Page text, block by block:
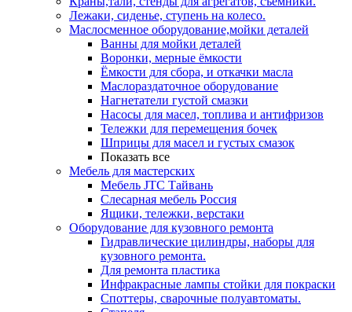
Лежаки, сиденье, ступень на колесо.
Маслосменное оборудование,мойки деталей
Ванны для мойки деталей
Воронки, мерные ёмкости
Ёмкости для сбора, и откачки масла
Маслораздаточное оборудование
Нагнетатели густой смазки
Насосы для масел, топлива и антифризов
Тележки для перемещения бочек
Шприцы для масел и густых смазок
Показать все
Мебель для мастерских
Мебель JTC Тайвань
Слесарная мебель Россия
Ящики, тележки, верстаки
Оборудование для кузовного ремонта
Гидравлические цилиндры, наборы для
кузовного ремонта.
Для ремонта пластика
Инфракрасные лампы стойки для покраски
Споттеры, сварочные полуавтоматы.